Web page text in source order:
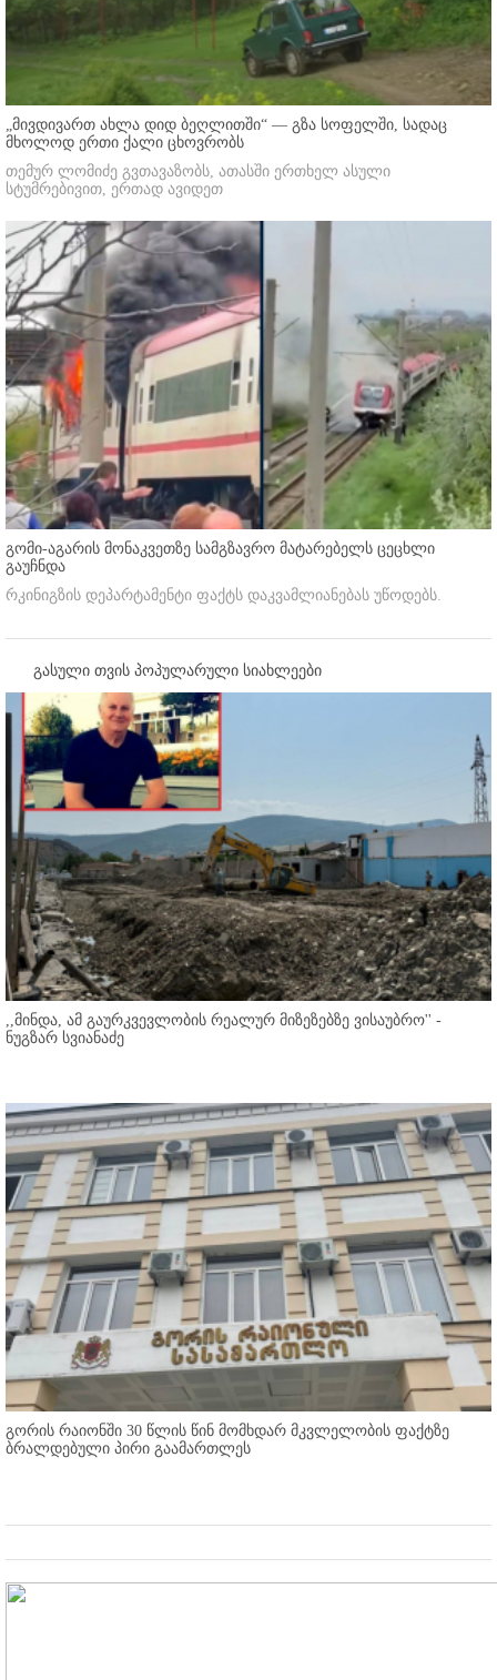
„მივდივართ ახლა დიდ ბეღლითში“ — გზა სოფელში, სადაც
მხოლოდ ერთი ქალი ცხოვრობს
თემურ ლომიძე გვთავაზობს, ათასში ერთხელ ასული
სტუმრებივით, ერთად ავიდეთ
გომი-აგარის მონაკვეთზე სამგზავრო მატარებელს ცეცხლი
გაუჩნდა
რკინიგზის დეპარტამენტი ფაქტს დაკვამლიანებას უწოდებს.
გასული თვის პოპულარული სიახლეები
,,მინდა, ამ გაურკვევლობის რეალურ მიზეზებზე ვისაუბრო'' -
ნუგზარ სვიანაძე
გორის რაიონში 30 წლის წინ მომხდარ მკვლელობის ფაქტზე
ბრალდებული პირი გაამართლეს